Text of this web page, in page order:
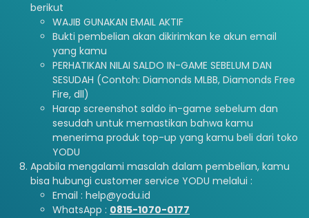
berikut
WAJIB GUNAKAN EMAIL AKTIF
Bukti pembelian akan dikirimkan ke akun email
yang kamu
PERHATIKAN NILAI SALDO IN-GAME SEBELUM DAN
SESUDAH (Contoh: Diamonds MLBB, Diamonds Free
Fire, dll)
Harap screenshot saldo in-game sebelum dan
sesudah untuk memastikan bahwa kamu
menerima produk top-up yang kamu beli dari toko
YODU
Apabila mengalami masalah dalam pembelian, kamu
bisa hubungi customer service YODU melalui :
Email : help@yodu.id
WhatsApp : 0815-1070-0177